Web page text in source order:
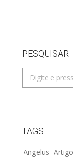
PESQUISAR
Search:
TAGS
Angelus Artigo